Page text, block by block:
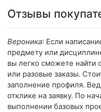
Отзывы
Вероника: Если
предмету или
вы легко сможете найти
или разовые заказы.
заполнение профиля.
отклике на заявку. По
выполнении базовых